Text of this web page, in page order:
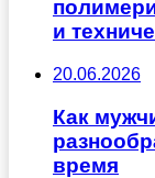
и
20.06.2026
Как
время